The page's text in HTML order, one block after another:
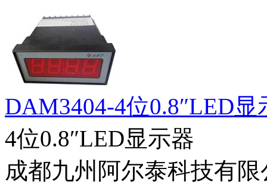
DAM3404-4位0.8″LED显
4位0.8″LED显示器
成都九州阿尔泰科技有限